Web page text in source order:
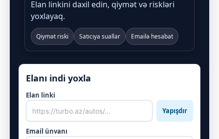
Elan linkini daxil edin, qiymət və riskləri
yoxlayaq.
Qiymət riski Satıcıya suallar Emailə hesabat
Elanı indi yoxla
Elan linki
Yapışdır
Email ünvanı